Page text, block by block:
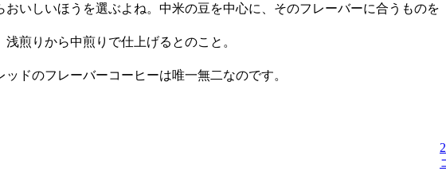
いしいほうを選ぶよね。中米の豆を中心に、そのフレーバーに合うものを
煎りから中煎りで仕上げるとのこと。
ドのフレーバーコーヒーは唯一無二なのです。